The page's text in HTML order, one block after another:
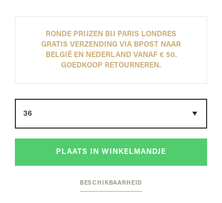
RONDE PRIJZEN BIJ PARIS LONDRES
GRATIS VERZENDING VIA BPOST NAAR
BELGIË EN NEDERLAND VANAF € 50.
GOEDKOOP RETOURNEREN.
PLAATS IN WINKELMANDJE
BESCHIKBAARHEID